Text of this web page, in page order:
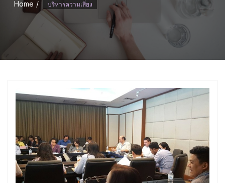
Home บริหารความเสี่ยง